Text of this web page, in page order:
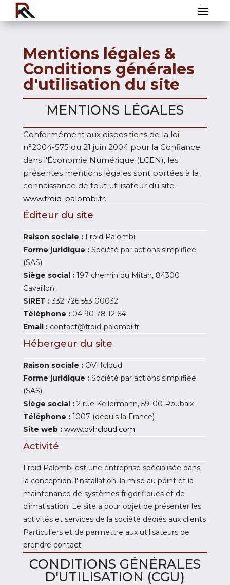
Mentions légales &
Conditions générales
d'utilisation du site
MENTIONS LÉGALES
Conformément aux dispositions de la loi
n°2004-575 du 21 juin 2004 pour la Confiance
dans l'Économie Numérique (LCEN), les
présentes mentions légales sont portées à la
connaissance de tout utilisateur du site
www.froid-palombi.fr.
Éditeur du site
Raison sociale : Froid Palombi
Forme juridique :Société par actions simplifiée
(SAS)
Siège social :197 chemin du Mitan, 84300
Cavaillon
SIRET :332 726 553 00032
Téléphone :04 90 78 12 64
Email :contact@froid-palombi.fr
Hébergeur du site
Raison sociale : OVHcloud
Forme juridique :Société par actions simplifiée
(SAS)
Siège social :2 rue Kellermann, 59100 Roubaix
Téléphone :1007 (depuis la France)
Site web : www.ovhcloud.com
Activité
Froid Palombi est une entreprise spécialisée dans
la conception, l'installation, la mise au point et la
maintenance de systèmes frigorifiques et de
climatisation. Le site a pour objet de présenter les
activités et services de la société dédiés aux clients
Particuliers et de permettre aux utilisateurs de
prendre contact.
CONDITIONS GÉNÉRALES
D'UTILISATION (CGU)